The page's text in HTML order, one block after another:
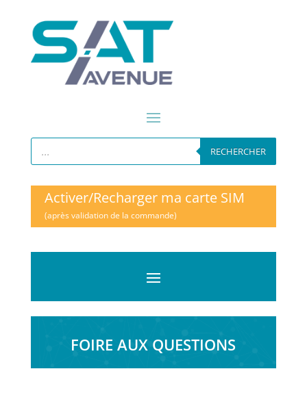
Recherche
produits
RECHERCHER
Activer/Recharger ma carte SIM
(après validation de la commande)
FOIRE AUX QUESTIONS